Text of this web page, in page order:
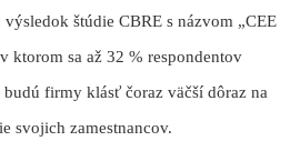
štúdie CBRE s názvom „CEE
ktorom sa až 32 % respondentov
firmy klásť čoraz väčší dôraz na
svojich zamestnancov.